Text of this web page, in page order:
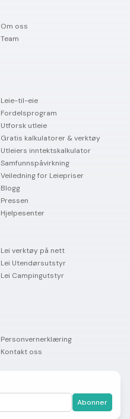
Om oss
Team
Leie-til-eie
Fordelsprogram
Utforsk utleie
Gratis kalkulatorer & verktøy
Utleiers inntektskalkulator
Samfunnspåvirkning
Veiledning for Leiepriser
Blogg
Pressen
Hjelpesenter
Lei verktøy på nett
Lei Utendørsutstyr
Lei Campingutstyr
Personvernerklæring
Kontakt oss
Abonner